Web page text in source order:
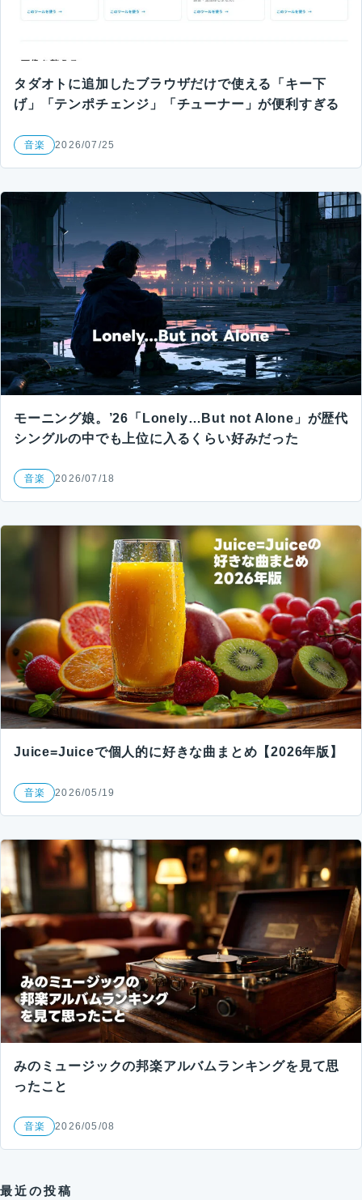
タダオトに追加したブラウザだけで使える「キー下
げ」「テンポチェンジ」「チューナー」が便利すぎる
音楽 2026/07/25
モーニング娘。’26「Lonely…But not Alone」が歴代
シングルの中でも上位に入るくらい好みだった
音楽 2026/07/18
Juice=Juiceで個人的に好きな曲まとめ【2026年版】
音楽 2026/05/19
みのミュージックの邦楽アルバムランキングを見て思
ったこと
音楽 2026/05/08
最近の投稿